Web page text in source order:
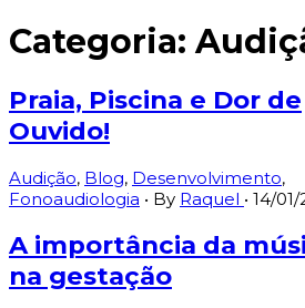
Categoria:
Praia, Piscina e Dor de
Ouvido!
Audição, Blog, Desenvolvimento,
Fonoaudiologia • By Raquel • 14/01/
A importância da
na gestação